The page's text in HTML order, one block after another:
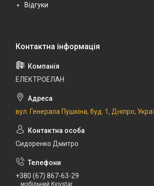
Відгуки
ЕЛЕКТРОЕЛАН
вул. Генерала Пушкіна, буд. 1, Дніпро,
Сидоренко Дмитро
+380 (67) 867-63-29
мобільний Kyivstar